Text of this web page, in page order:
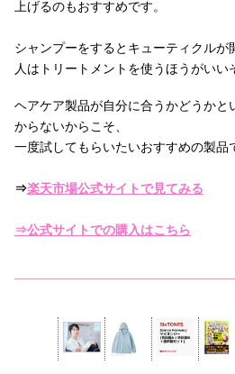
上げるのもおすすめです。
シャンプーをするとキューティクルが
人はトリートメントを使うほうがいい
ヘアケア製品が自分に合うかどうかと
からないからこそ、
一度試してもらいたいおすすめの製品
⇒楽天市場公式サイトで見てみる
⇒公式サイトでの購入はこちら